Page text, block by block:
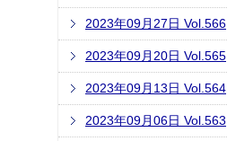
2023年09月27日 Vol.566
2023年09月20日 Vol.565
2023年09月13日 Vol.564
2023年09月06日 Vol.563